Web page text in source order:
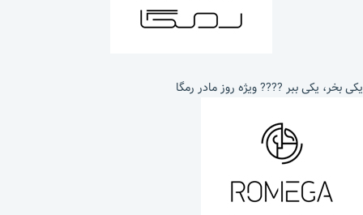
یکی بخر، یکی ببر ???? ویژه روز مادر رمگا